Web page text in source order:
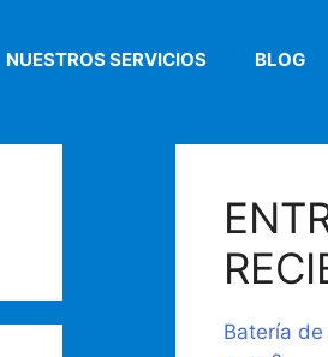
NUESTROS SERVICIOS BLOG
Batería